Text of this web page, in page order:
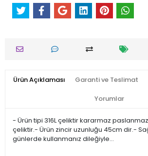
Ürün Açıklaması Garanti ve Teslimat
Yorumlar
- Ürün tipi 316L çeliktir kararmaz
çeliktir.- Ürün zincir uzunluğu 45cm dir.-
günlerde kullanmanız dileğiyle…